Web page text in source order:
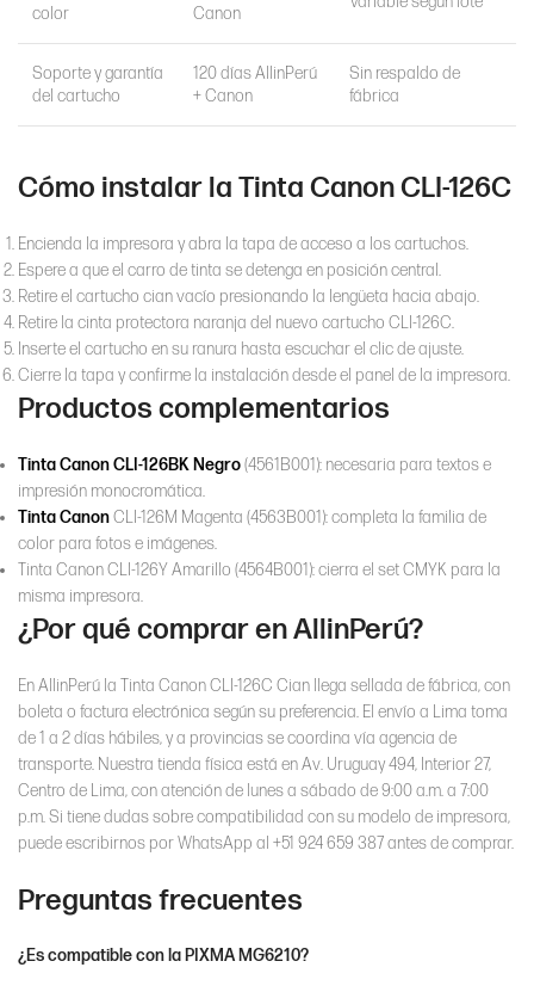
color
Canon
Soporte y garantía
del cartucho
120 días AllinPerú
+ Canon
Sin respaldo de
fábrica
Cómo instalar la Tinta Canon CLI-126C
Encienda la impresora y abra la tapa de acceso a los cartuchos.
Espere a que el carro de tinta se detenga en posición central.
Retire el cartucho cian vacío presionando la lengüeta hacia abajo.
Retire la cinta protectora naranja del nuevo cartucho CLI-126C.
Inserte el cartucho en su ranura hasta escuchar el clic de ajuste.
Cierre la tapa y confirme la instalación desde el panel de la impresora.
Productos complementarios
Tinta Canon CLI-126BK Negro(4561B001): necesaria para textos e
impresión monocromática.
Tinta CanonCLI-126M Magenta (4563B001): completa la familia de
color para fotos e imágenes.
Tinta Canon CLI-126Y Amarillo (4564B001): cierra el set CMYK para la
misma impresora.
¿Por qué comprar en AllinPerú?
En AllinPerú la Tinta Canon CLI-126C Cian llega sellada de fábrica, con
boleta o factura electrónica según su preferencia. El envío a Lima toma
de 1 a 2 días hábiles, y a provincias se coordina vía agencia de
transporte. Nuestra tienda física está en Av. Uruguay 494, Interior 27,
Centro de Lima, con atención de lunes a sábado de 9:00 a.m. a 7:00
p.m. Si tiene dudas sobre compatibilidad con su modelo de impresora,
puede escribirnos por WhatsApp al +51 924 659 387 antes de comprar.
Preguntas frecuentes
¿Es compatible con la PIXMA MG6210?